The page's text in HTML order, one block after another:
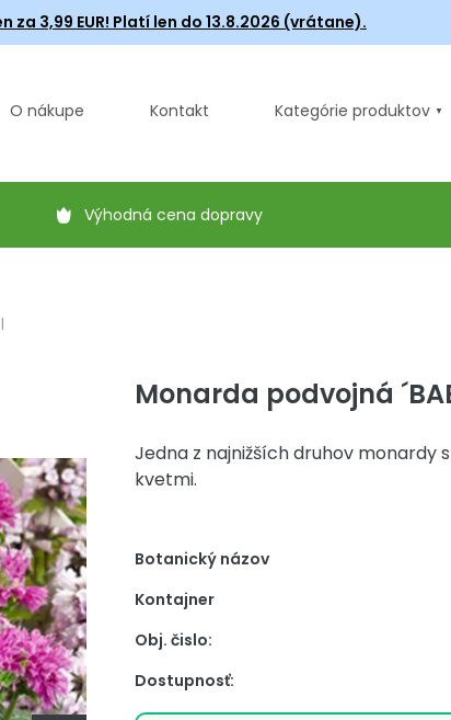
za 3,99 EUR! Platí len do 13.8.2026 (vrátane).
O nákupe Kontakt Kategórie produktov
Výhodná cena dopravy
Monarda podvojná
Jedna z najnižších druhov monardy
kvetmi.
Botanický názov
Kontajner
Obj. čislo:
Dostupnosť: